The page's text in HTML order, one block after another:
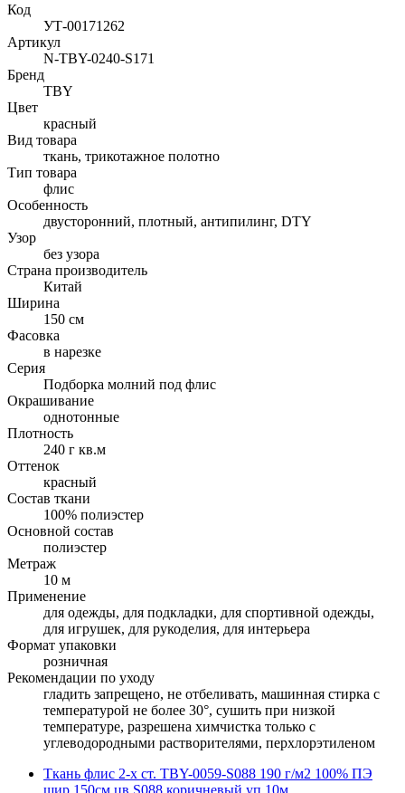
Код
УТ-00171262
Артикул
N-TBY-0240-S171
Бренд
TBY
Цвет
красный
Вид товара
ткань, трикотажное полотно
Тип товара
флис
Особенность
двусторонний, плотный, антипилинг, DTY
Узор
без узора
Страна производитель
Китай
Ширина
150 см
Фасовка
в нарезке
Серия
Подборка молний под флис
Окрашивание
однотонные
Плотность
240 г кв.м
Оттенок
красный
Состав ткани
100% полиэстер
Основной состав
полиэстер
Метраж
10 м
Применение
для одежды, для подкладки, для спортивной одежды,
для игрушек, для рукоделия, для интерьера
Формат упаковки
розничная
Рекомендации по уходу
гладить запрещено, не отбеливать, машинная стирка с
температурой не более 30°, сушить при низкой
температуре, разрешена химчистка только с
углеводородными растворителями, перхлорэтиленом
Ткань флис 2-х ст. TBY-0059-S088 190 г/м2 100% ПЭ
шир.150см цв.S088 коричневый уп.10м